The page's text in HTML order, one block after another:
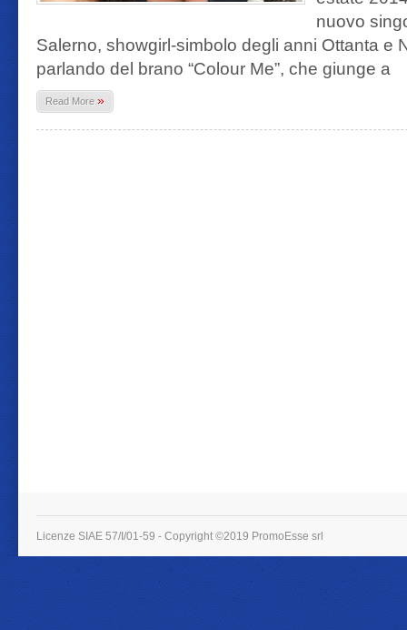
nuovo
Salerno, showgirl-simbolo degli anni Ottanta e
parlando del brano “Colour Me”, che giunge a
Read More »
Licenze SIAE 57/I/01-59 - Copyright ©2019 PromoEsse srl